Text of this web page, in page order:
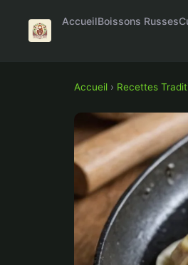
AccueilBoissons Russes
Accueil › Recettes